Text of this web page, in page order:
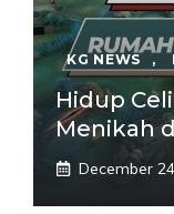
KG NEWS ,
Hidup
Menikah
December